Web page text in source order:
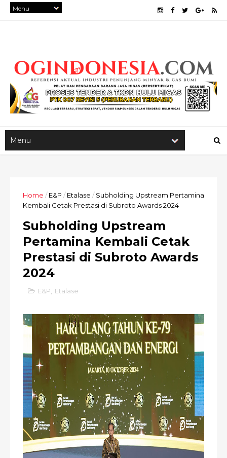
Home / E&P / Etalase / Subholding Upstream Pertamina
Kembali Cetak Prestasi di Subroto Awards 2024
Subholding Upstream
Pertamina Kembali Cetak
Prestasi di Subroto Awards
2024
E&P, Etalase